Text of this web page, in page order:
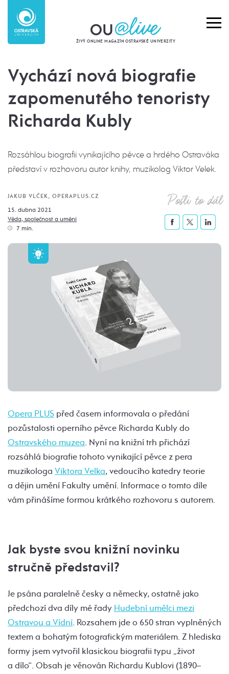
ŽIVÝ ONLINE MAGAZÍN OSTRAVSKÉ UNIVERZITY
Vychází nová biografie
zapomenutého tenoristy
Richarda Kubly
Rozsáhlou biografii vynikajícího pěvce a hrdého Ostraváka
představí v rozhovoru autor knihy, muzikolog Viktor Velek.
JAKUB VLČEK, OPERAPLUS.CZ
15. dubna 2021
Věda, společnost a umění
7 min.
Pošli to dál
Opera PLUS před časem informovala o předání
pozůstalosti operního pěvce Richarda Kubly do
Ostravského muzea. Nyní na knižní trh přichází
rozsáhlá biografie tohoto vynikající pěvce z pera
muzikologa Viktora Velka, vedoucího katedry teorie
a dějin umění Fakulty umění. Informace o tomto díle
vám přinášíme formou krátkého rozhovoru s autorem.
Jak byste svou knižní novinku
stručně představil?
Je psána paralelně česky a německy, ostatně jako
předchozí dva díly mé řady Hudební umělci mezi
Ostravou a Vídní. Rozsahem jde o 650 stran vyplněných
textem a bohatým fotografickým materiálem. Z hlediska
formy jsem vytvořil klasickou biografii typu „život
a dílo“. Obsah je věnován Richardu Kublovi (1890–